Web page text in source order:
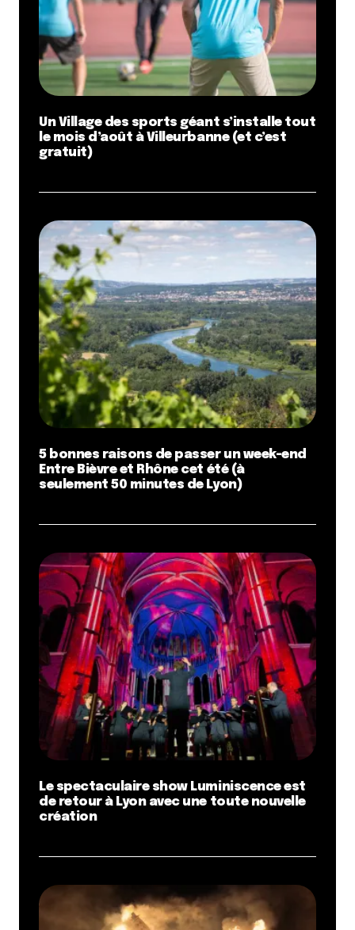
Un Village des sports géant s’installe tout
le mois d’août à Villeurbanne (et c’est
gratuit)
5 bonnes raisons de passer un week-end
Entre Bièvre et Rhône cet été (à
seulement 50 minutes de Lyon)
Le spectaculaire show Luminiscence est
de retour à Lyon avec une toute nouvelle
création